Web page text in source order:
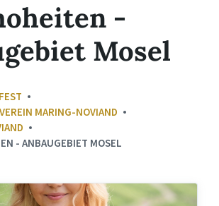
-
Mosel
MARING-NOVIAND
- ANBAUGEBIET MOSEL